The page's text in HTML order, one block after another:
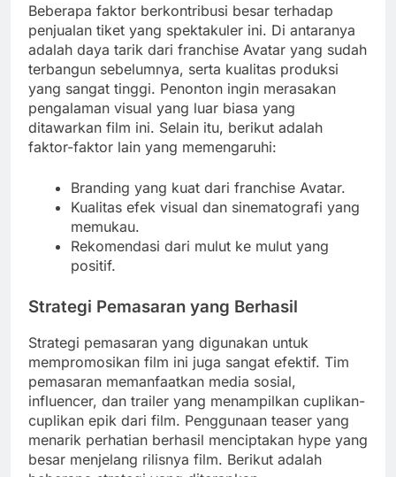
Beberapa faktor berkontribusi besar terhadap
penjualan tiket yang spektakuler ini. Di antaranya
adalah daya tarik dari franchise Avatar yang sudah
terbangun sebelumnya, serta kualitas produksi
yang sangat tinggi. Penonton ingin merasakan
pengalaman visual yang luar biasa yang
ditawarkan film ini. Selain itu, berikut adalah
faktor-faktor lain yang memengaruhi:
Branding yang kuat dari franchise Avatar.
Kualitas efek visual dan sinematografi yang
memukau.
Rekomendasi dari mulut ke mulut yang
positif.
Strategi Pemasaran yang Berhasil
Strategi pemasaran yang digunakan untuk
mempromosikan film ini juga sangat efektif. Tim
pemasaran memanfaatkan media sosial,
influencer, dan trailer yang menampilkan cuplikan-
cuplikan epik dari film. Penggunaan teaser yang
menarik perhatian berhasil menciptakan hype yang
besar menjelang rilisnya film. Berikut adalah